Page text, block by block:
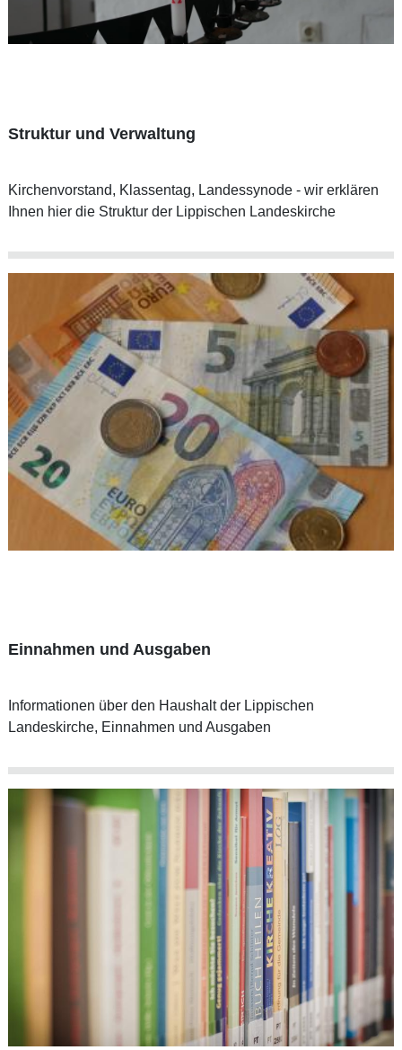
Struktur und Verwaltung
Kirchenvorstand, Klassentag, Landessynode - wir erklären
Ihnen hier die Struktur der Lippischen Landeskirche
Einnahmen und Ausgaben
Informationen über den Haushalt der Lippischen
Landeskirche, Einnahmen und Ausgaben